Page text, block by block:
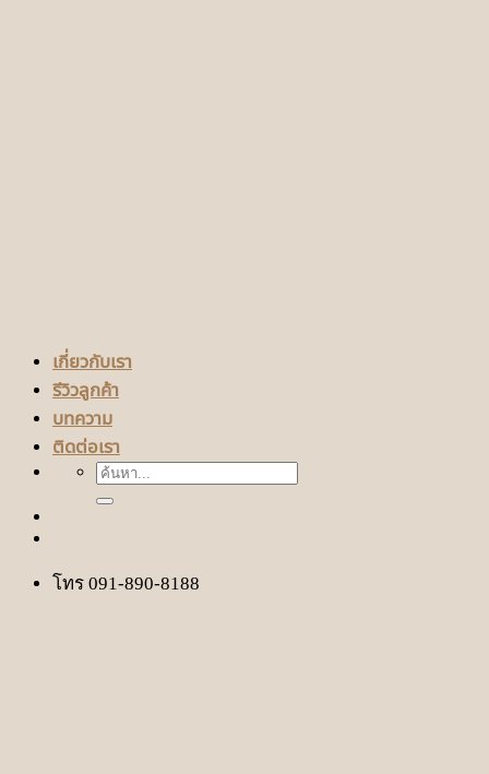
เกี่ยวกับเรา
รีวิวลูกค้า
บทความ
ติดต่อเรา
ค้นหา:
โทร 091-890-8188